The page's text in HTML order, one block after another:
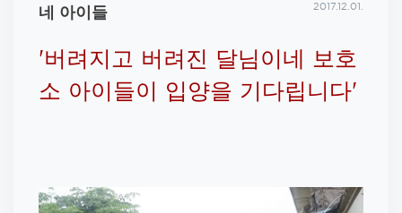
네 아이들
2017.12.01.
'버려지고 버려진 달님이네 보호
소 아이들이 입양을 기다립니다'